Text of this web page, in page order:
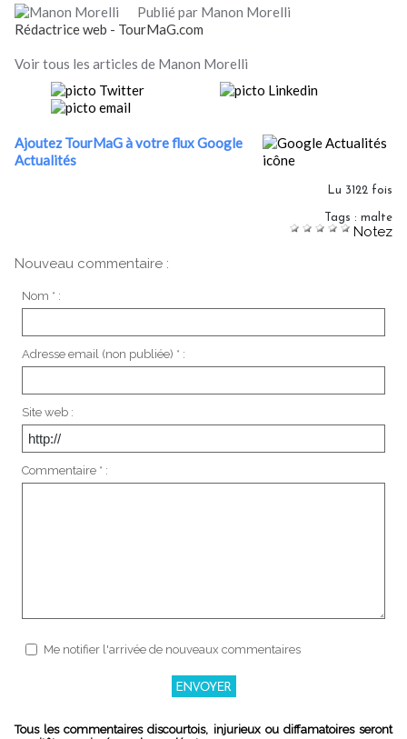
Publié par Manon Morelli
Rédactrice web - TourMaG.com
Voir tous les articles de Manon Morelli
Ajoutez TourMaG à votre flux Google
Actualités
Lu 3122 fois
Tags : malte
Notez
Nouveau commentaire :
Nom * :
Adresse email (non publiée) * :
Site web :
Commentaire * :
Me notifier l'arrivée de nouveaux commentaires
Tous les commentaires discourtois, injurieux ou diffamatoires seront